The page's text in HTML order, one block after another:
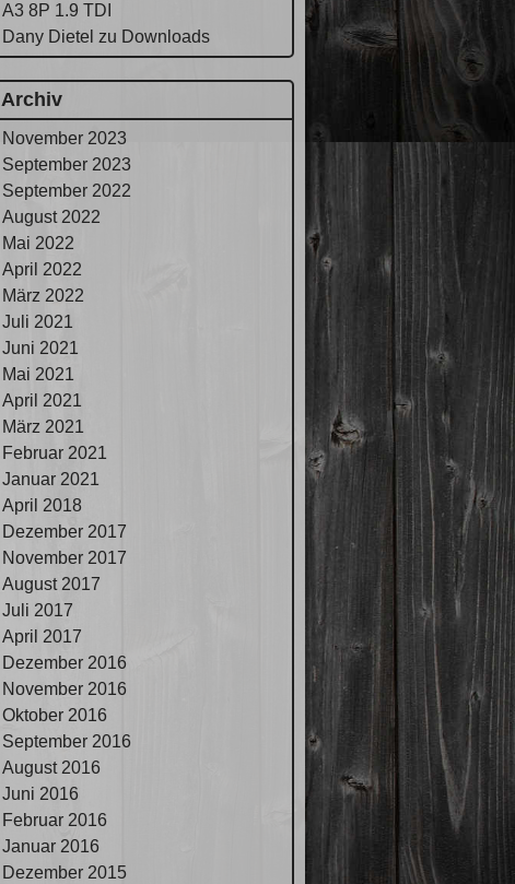
A3 8P 1.9 TDI
Dany Dietel zu Downloads
Archiv
November 2023
September 2023
September 2022
August 2022
Mai 2022
April 2022
März 2022
Juli 2021
Juni 2021
Mai 2021
April 2021
März 2021
Februar 2021
Januar 2021
April 2018
Dezember 2017
November 2017
August 2017
Juli 2017
April 2017
Dezember 2016
November 2016
Oktober 2016
September 2016
August 2016
Juni 2016
Februar 2016
Januar 2016
Dezember 2015